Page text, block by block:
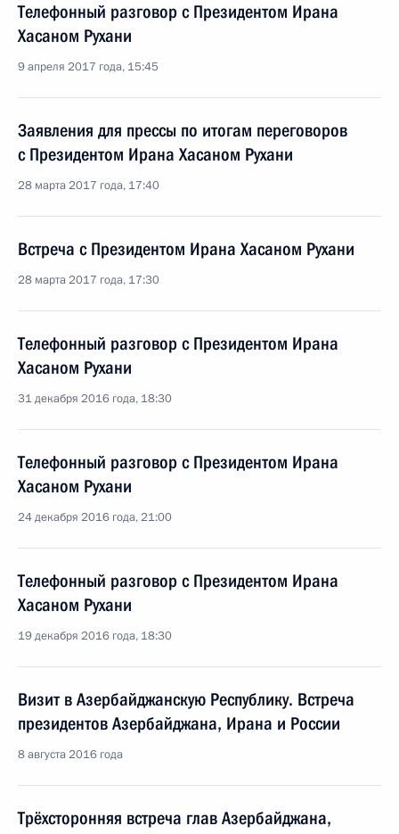
Телефонный разговор с Президентом Ирана
Хасаном Рухани
9 апреля 2017 года, 15:45
Заявления для прессы по итогам переговоров
с Президентом Ирана Хасаном Рухани
28 марта 2017 года, 17:40
Встреча с Президентом Ирана Хасаном Рухани
28 марта 2017 года, 17:30
Телефонный разговор с Президентом Ирана
Хасаном Рухани
31 декабря 2016 года, 18:30
Телефонный разговор с Президентом Ирана
Хасаном Рухани
24 декабря 2016 года, 21:00
Телефонный разговор с Президентом Ирана
Хасаном Рухани
19 декабря 2016 года, 18:30
Визит в Азербайджанскую Республику. Встреча
президентов Азербайджана, Ирана и России
8 августа 2016 года
Трёхсторонняя встреча глав Азербайджана,